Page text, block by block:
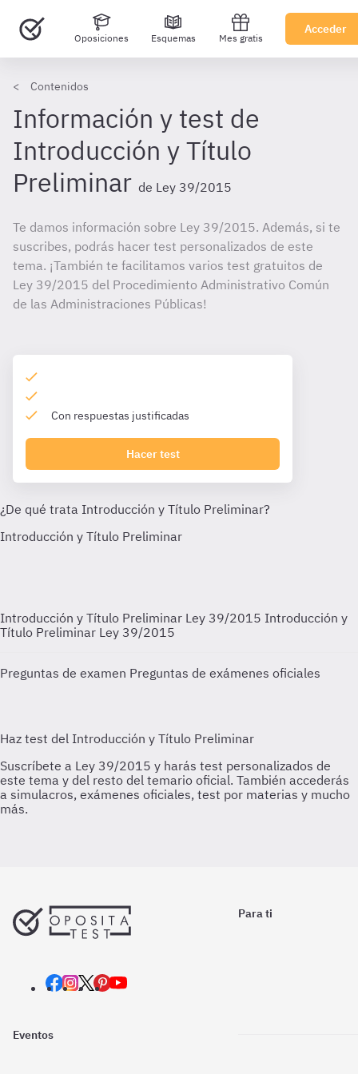
Oposiciones Esquemas Mes gratis
Acceder
Contenidos
Información y test de
Introducción y Título
Preliminar de Ley 39/2015
Te damos información sobre Ley 39/2015. Además, si te
suscribes, podrás hacer test personalizados de este
tema. ¡También te facilitamos varios test gratuitos de
Ley 39/2015 del Procedimiento Administrativo Común
de las Administraciones Públicas!
Con respuestas justificadas
Hacer test
Introducción y Título Preliminar Ley 39/2015 Introducción y
Título Preliminar Ley 39/2015
Preguntas de examen Preguntas de exámenes oficiales
Para ti
Eventos